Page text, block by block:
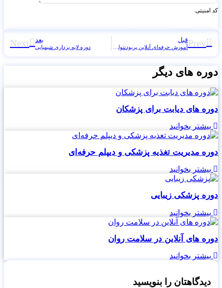
کد امنیتی
Prevقبل بعد
دوره لایه برداری شیمیایی Next
دوره های دیگر
دوره های دیابت برای پزشکان
بیشتر بخوانید
دوره مدیریت تغذیه پزشکی و دیپلم حرفه‌ای
بیشتر بخوانید
دوره پزشکی زیبایی
بیشتر بخوانید
دوره های آنلاین در سلامت روان
بیشتر بخوانید
دیدگاهتان را بنویسید